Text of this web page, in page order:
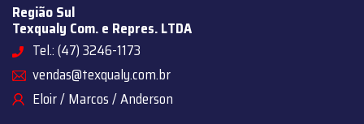
Região Sul
Texqualy Com. e Repres. LTDA
Tel.: (47) 3246-1173
vendas@texqualy.com.br
Eloir / Marcos / Anderson